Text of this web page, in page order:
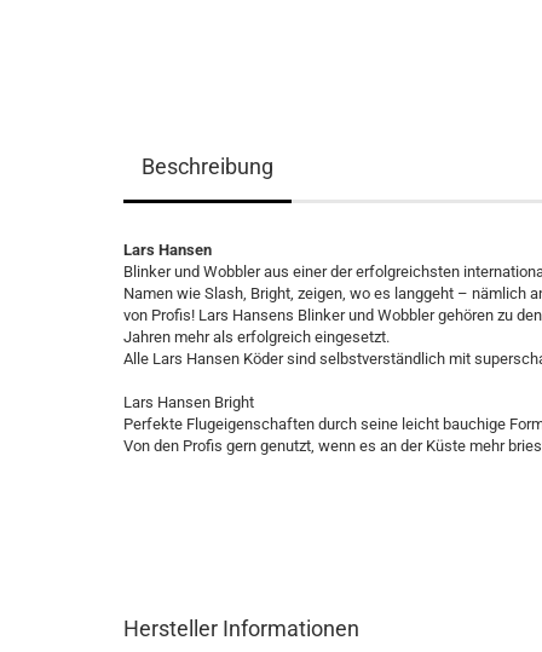
Beschreibung
Lars Hansen
Blinker und Wobbler aus einer der erfolgreichsten
Namen wie Slash, Bright, zeigen, wo es langgeht – nämlich
von Profis! Lars Hansens Blinker und Wobbler gehören zu
Jahren mehr als erfolgreich eingesetzt.
Alle Lars Hansen Köder sind selbstverständlich mit
Lars Hansen Bright
Perfekte Flugeigenschaften durch seine leicht bauchige
Von den Profis gern genutzt, wenn es an der Küste mehr
Hersteller Informationen